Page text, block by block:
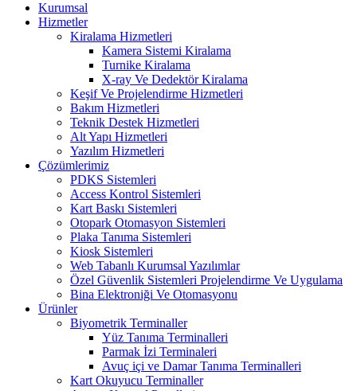
Kurumsal
Hizmetler
Kiralama Hizmetleri
Kamera Sistemi Kiralama
Turnike Kiralama
X-ray Ve Dedektör Kiralama
Keşif Ve Projelendirme Hizmetleri
Bakım Hizmetleri
Teknik Destek Hizmetleri
Alt Yapı Hizmetleri
Yazılım Hizmetleri
Çözümlerimiz
PDKS Sistemleri
Access Kontrol Sistemleri
Kart Baskı Sistemleri
Otopark Otomasyon Sistemleri
Plaka Tanıma Sistemleri
Kiosk Sistemleri
Web Tabanlı Kurumsal Yazılımlar
Özel Güvenlik Sistemleri Projelendirme Ve Uygulama
Bina Elektroniği Ve Otomasyonu
Ürünler
Biyometrik Terminaller
Yüz Tanıma Terminalleri
Parmak İzi Terminaleri
Avuç içi ve Damar Tanıma Terminalleri
Kart Okuyucu Terminaller